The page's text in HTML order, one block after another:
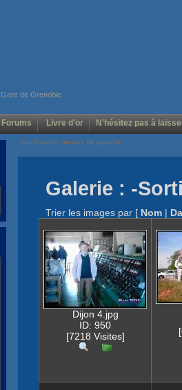
Gare de Grenoble
Forums Livre d'or N'hésitez pas à
Voir/Cacher menus de gauche
Galerie : -
Trier les images par [ Nom |
Dijon 4.jpg
ID: 950
[7218 Visites]